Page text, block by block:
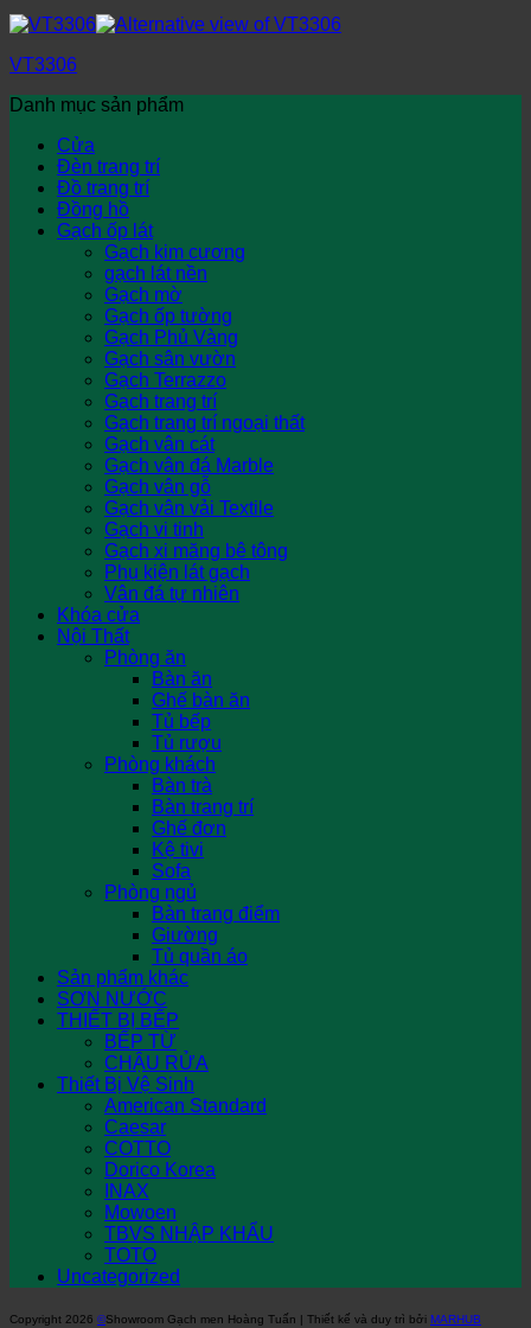
VT3306
Danh mục sản phẩm
Cửa
Đèn trang trí
Đồ trang trí
Đồng hồ
Gạch ốp lát
Gạch kim cương
gạch lát nền
Gạch mờ
Gạch ốp tường
Gạch Phủ Vàng
Gạch sân vườn
Gạch Terrazzo
Gạch trang trí
Gạch trang trí ngoại thất
Gạch vân cát
Gạch vân đá Marble
Gạch vân gỗ
Gạch vân vải Textile
Gạch vi tinh
Gạch xi măng bê tông
Phụ kiện lát gạch
Vân đá tự nhiên
Khóa cửa
Nội Thất
Phòng ăn
Bàn ăn
Ghế bàn ăn
Tủ bếp
Tủ rượu
Phòng khách
Bàn trà
Bàn trang trí
Ghế đơn
Kệ tivi
Sofa
Phòng ngủ
Bàn trang điểm
Giường
Tủ quần áo
Sản phẩm khác
SƠN NƯỚC
THIẾT BỊ BẾP
BẾP TỪ
CHẬU RỬA
Thiết Bị Vệ Sinh
American Standard
Caesar
COTTO
Dorico Korea
INAX
Mowoen
TBVS NHẬP KHẨU
TOTO
Uncategorized
Copyright 2026 ©Showroom Gạch men Hoàng Tuấn | Thiết kế và duy trì bởi MARHUB